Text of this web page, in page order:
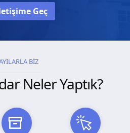
Geç
BİZ
Neler Yaptık?